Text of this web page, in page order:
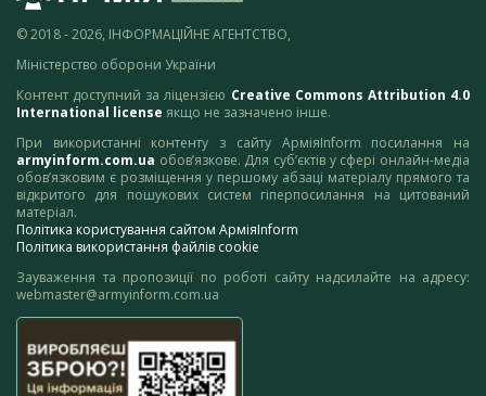
© 2018 - 2026, ІНФОРМАЦІЙНЕ АГЕНТСТВО,
Міністерство оборони України
Контент доступний за ліцензією Creative Commons Attribution 4.0
International license якщо не зазначено інше.
При використанні контенту з сайту АрміяInform посилання на
armyinform.com.ua обов’язкове. Для суб’єктів у сфері онлайн-медіа
обов’язковим є розміщення у першому абзаці матеріалу прямого та
відкритого для пошукових систем гіперпосилання на цитований
матеріал.
Політика користування сайтом АрміяInform
Політика використання файлів cookie
Зауваження та пропозиції по роботі сайту надсилайте на адресу:
webmaster@armyinform.com.ua